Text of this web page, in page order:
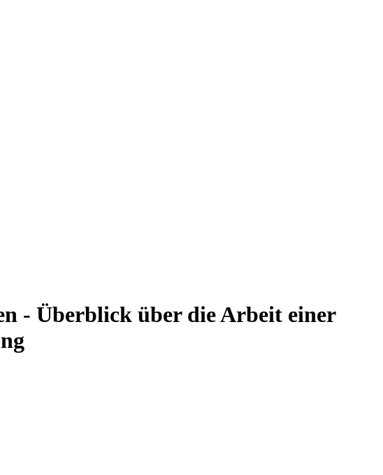
- Überblick über die Arbeit einer